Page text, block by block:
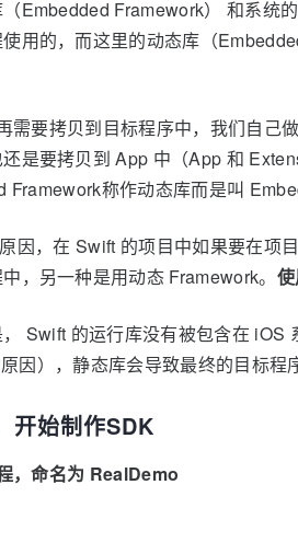
Embedded Framework） 和系统
用的，而这里的动态库（
需要拷贝到目标程序中，我们自己
是要拷贝到 App 中（App 和
Framework称作动态库而是叫
因，在 Swift 的项目中如果要在项
，另一种是用动态 Framework。
Swift 的运行库没有被包含在 iOS
因），静态库会导致最终的目标程
开始制作SDK
，命名为 RealDemo